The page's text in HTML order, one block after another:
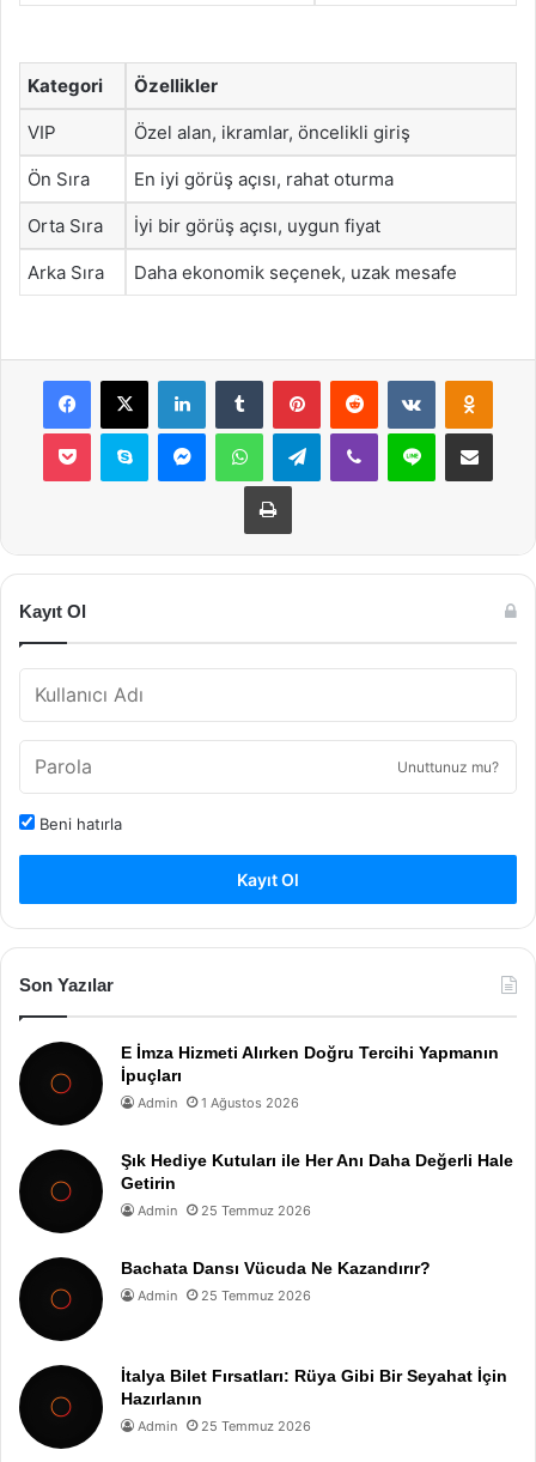
Kategori Özellikler
VIP Özel alan, ikramlar, öncelikli giriş
Ön Sıra En iyi görüş açısı, rahat oturma
Orta Sıra İyi bir görüş açısı, uygun fiyat
Arka Sıra Daha ekonomik seçenek, uzak mesafe
Facebook
X LinkedInTumblr PinterestReddit VKontakte
Pocket Skype MessengerWhatsAppTelegramViber Line E-Posta ile
Yazdır
Kayıt Ol
Unuttunuz mu?
Beni hatırla
Kayıt Ol
Son Yazılar
E İmza Hizmeti Alırken Doğru Tercihi Yapmanın
İpuçları
Admin 1 Ağustos 2026
Şık Hediye Kutuları ile Her Anı Daha Değerli Hale
Getirin
Admin 25 Temmuz 2026
Bachata Dansı Vücuda Ne Kazandırır?
Admin 25 Temmuz 2026
İtalya Bilet Fırsatları: Rüya Gibi Bir Seyahat İçin
Hazırlanın
Admin 25 Temmuz 2026